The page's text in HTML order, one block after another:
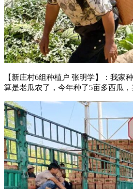
【新庄村6组种植户 张明学】：我家
算是老瓜农了，今年种了5亩多西瓜，